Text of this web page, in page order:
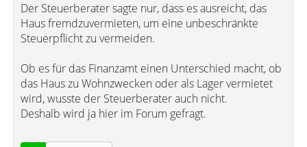
Der Steuerberater sagte nur, dass es ausreicht, das
Haus fremdzuvermieten, um eine unbeschränkte
Steuerpflicht zu vermeiden.
Ob es für das Finanzamt einen Unterschied macht, ob
das Haus zu Wohnzwecken oder als Lager vermietet
wird, wusste der Steuerberater auch nicht.
Deshalb wird ja hier im Forum gefragt.